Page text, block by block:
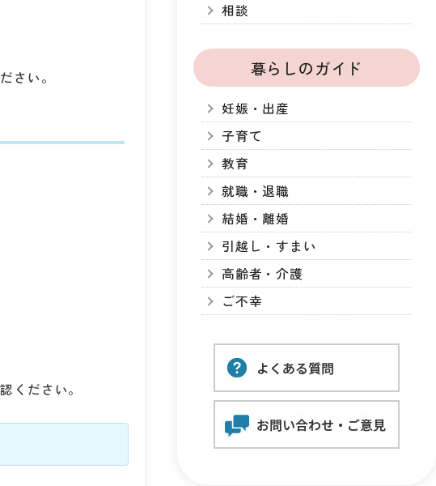
さい。
ください。
相談
暮らしのガイド
妊娠・出産
子育て
教育
就職・退職
結婚・離婚
引越し・すまい
高齢者・介護
ご不幸